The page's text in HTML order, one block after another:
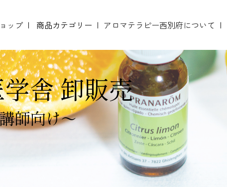
ップ 商品カテゴリー アロマテラピー西別府について
舎 卸販売
師向け～